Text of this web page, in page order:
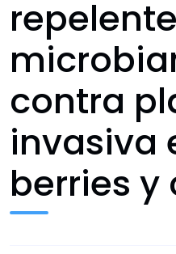
repelente
contra
invasiva
berries y